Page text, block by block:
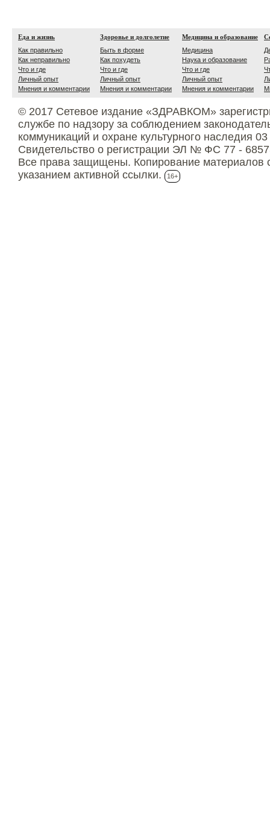
Еда и жизнь
Как правильно
Как неправильно
Что и где
Личный опыт
Мнения и комментарии
Здоровье и долголетие
Быть в форме
Как похудеть
Что и где
Личный опыт
Мнения и комментарии
Медицина и образование
Медицина
Наука и образование
Что и где
Личный опыт
Мнения и комментарии
© 2017 Сетевое издание «ЗДРАВКОМ»
службе по надзору за соблюдением
коммуникаций и охране культурного наследия
Свидетельство о регистрации ЭЛ № ФС 77 -
Все права защищены. Копирование материалов
указанием активной ссылки.
16+